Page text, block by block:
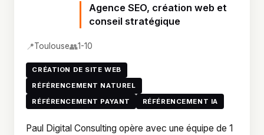
Agence SEO, création web et
conseil stratégique
📍Toulouse👥1-10
CRÉATION DE SITE WEB
RÉFÉRENCEMENT NATUREL
RÉFÉRENCEMENT PAYANT
RÉFÉRENCEMENT IA
Paul Digital Consulting opère avec une équipe de 1